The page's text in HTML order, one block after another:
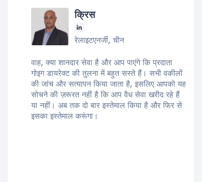
क्रिस
रेलाइटएनर्जी, चीन
वाह, क्या शानदार सेवा है और आप पाएंगे कि प्रदाता
गोइग डायरेक्ट की तुलना में बहुत सस्ते हैं। सभी वकीलों
की जांच और सत्यापन किया जाता है, इसलिए आपको यह
सोचने की ज़रूरत नहीं है कि आप वैध सेवा खरीद रहे हैं
या नहीं। अब तक दो बार इस्तेमाल किया है और फिर से
इसका इस्तेमाल करूंगा।